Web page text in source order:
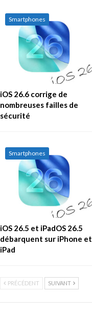
Smartphones
iOS 26.6 corrige de
nombreuses failles de
sécurité
Smartphones
iOS 26.5 et iPadOS 26.5
débarquent sur iPhone et
iPad
PRÉCÉDENT SUIVANT